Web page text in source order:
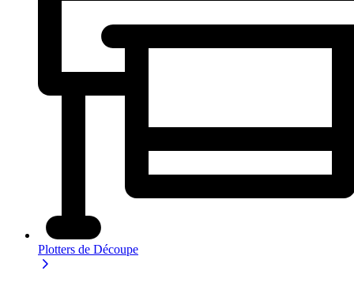
Plotters de Découpe